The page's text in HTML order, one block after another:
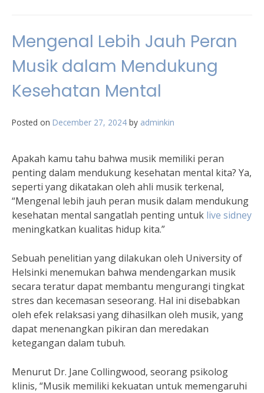
Mengenal Lebih Jauh Peran
Musik dalam Mendukung
Kesehatan Mental
Posted on December 27, 2024 by adminkin
Apakah kamu tahu bahwa musik memiliki peran
penting dalam mendukung kesehatan mental kita? Ya,
seperti yang dikatakan oleh ahli musik terkenal,
“Mengenal lebih jauh peran musik dalam mendukung
kesehatan mental sangatlah penting untuk live sidney
meningkatkan kualitas hidup kita.”
Sebuah penelitian yang dilakukan oleh University of
Helsinki menemukan bahwa mendengarkan musik
secara teratur dapat membantu mengurangi tingkat
stres dan kecemasan seseorang. Hal ini disebabkan
oleh efek relaksasi yang dihasilkan oleh musik, yang
dapat menenangkan pikiran dan meredakan
ketegangan dalam tubuh.
Menurut Dr. Jane Collingwood, seorang psikolog
klinis, “Musik memiliki kekuatan untuk memengaruhi